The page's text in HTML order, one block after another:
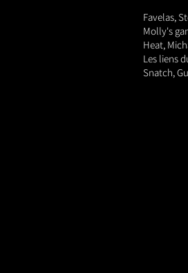
Favelas,
Molly's
Heat,
Les liens
Snatch,